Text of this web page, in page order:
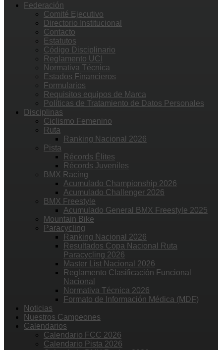
Federación
Comité Ejecutivo
Directorio Institucional
Contacto
Estatutos
Código Disciplinario
Reglamento UCI
Normativa Técnica
Estados Financieros
Formularios
Requisitos equipos de Marca
Políticas de Tratamiento de Datos Personales
Disciplinas
Ciclismo Femenino
Ruta
Ranking Nacional 2026
Pista
Récords Élites
Récords Juveniles
BMX Racing
Acumulado Championship 2026
Acumulado Challenger 2026
BMX Freestyle
Acumulado General BMX Freestyle 2025
Mountain Bike
Paracycling
Ranking Nacional 2026
Resultados Copa Nacional Ruta
Paracycling 2026
Master List Nacional 2026
Reglamento Clasificación Funcional
Nacional
Normativa Técnica 2026
Formato de Información Médica (MDF)
Noticias
Nuestros Campeones
Calendarios
Calendario FCC 2026
Calendario Pista 2026